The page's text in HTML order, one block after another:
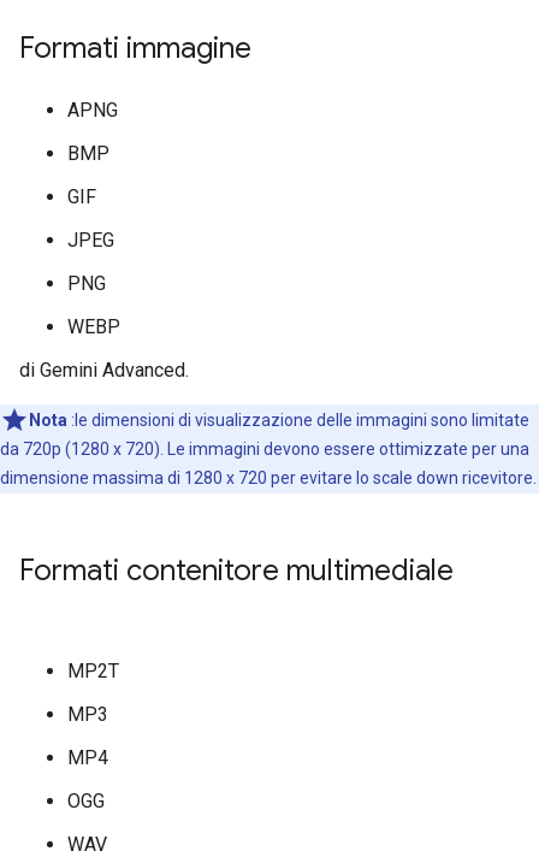
Formati immagine
APNG
BMP
GIF
JPEG
PNG
WEBP
di Gemini Advanced.
Nota :le dimensioni di visualizzazione delle immagini sono limitate
da 720p (1280 x 720). Le immagini devono essere ottimizzate per una
dimensione massima di 1280 x 720 per evitare lo scale down ricevitore.
Formati contenitore multimediale
MP2T
MP3
MP4
OGG
WAV